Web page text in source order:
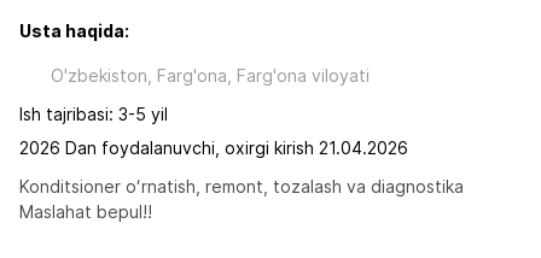
Usta haqida:
O'zbekiston, Farg'ona, Farg'ona viloyati
Ish tajribasi: 3-5 yil
2026 Dan foydalanuvchi, oxirgi kirish 21.04.2026
Konditsioner oʻrnatish, remont, tozalash va diagnostika
Maslahat bepul!!